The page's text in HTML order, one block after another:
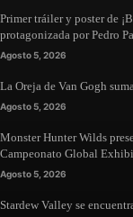
Primer tráiler y poster de
protagonizada por Pedro
Agosto 5, 2026
La Oreja de Van Gogh
Agosto 5, 2026
Monster Hunter Wilds
Campeonato Global
Agosto 5, 2026
Stardew Valley se